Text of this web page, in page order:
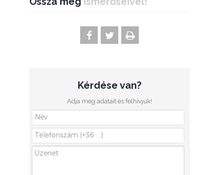
Kérdése van?
Adja meg adatait és felhívjuk!